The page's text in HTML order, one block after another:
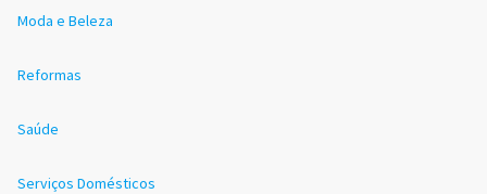
Moda e Beleza
Reformas
Saúde
Serviços Domésticos